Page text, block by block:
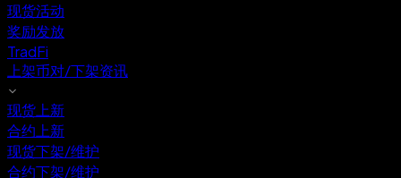
现货活动
奖励发放
TradFi
上架币对/下架资讯
现货上新
合约上新
现货下架/维护
合约下架/维护